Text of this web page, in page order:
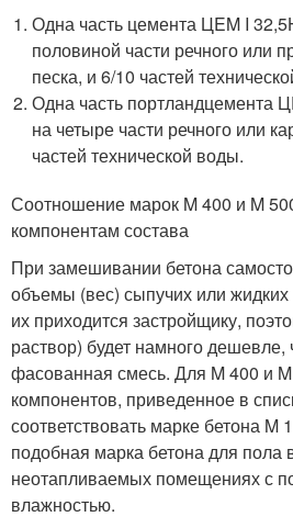
Одна часть цемента ЦEM I
половиной части речного или
песка, и 6/10 частей
Одна часть портландцемента
на четыре части речного или
частей технической воды.
Соотношение марок M 400 и M
компонентам состава
При замешивании бетона
объемы (вес) сыпучих или
их приходится застройщику,
раствор) будет намного дешевле,
фасованная смесь. Для M 400 и
компонентов, приведенное в
соответствовать марке бетона M
подобная марка бетона для пола
неотапливаемых помещениях с
влажностью.